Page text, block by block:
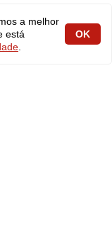
a melhor
está
OK